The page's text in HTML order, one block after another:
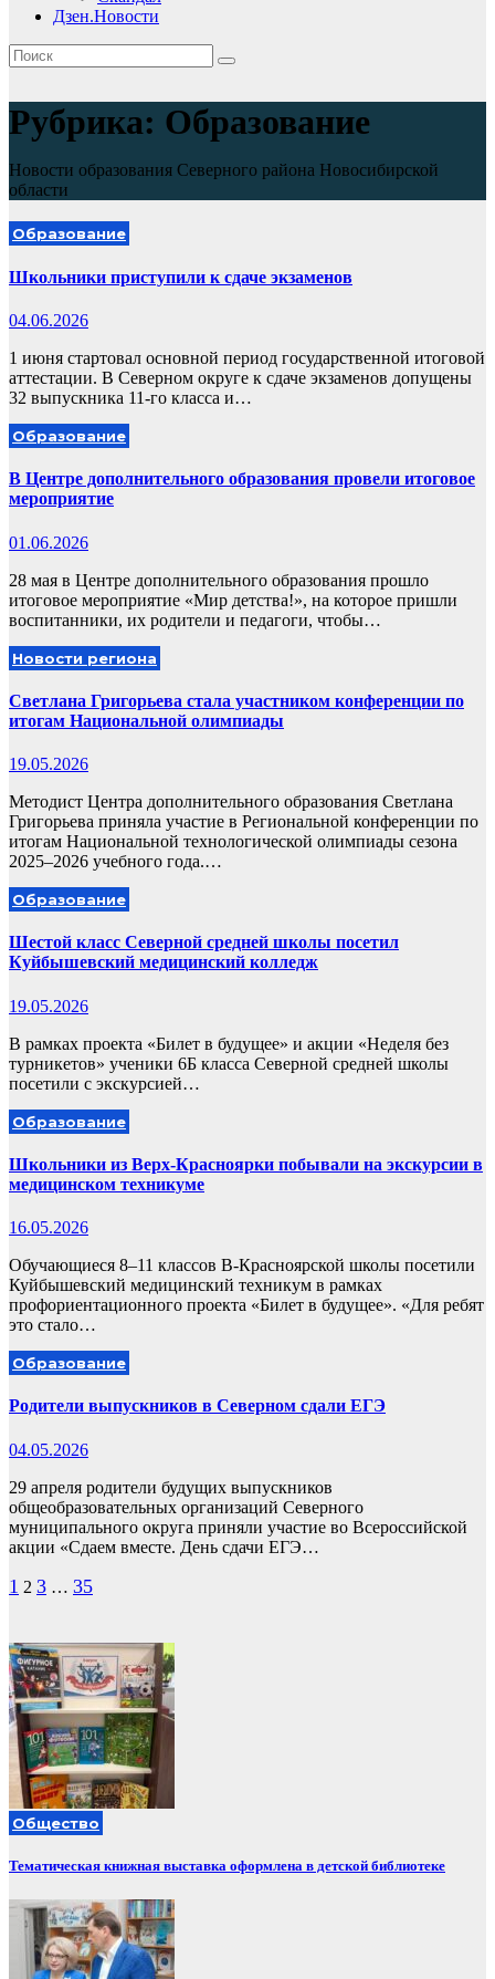
Дзен.Новости
Рубрика: Образование
Новости образования Северного района Новосибирской
области
Образование
Школьники приступили к сдаче экзаменов
04.06.2026
1 июня стартовал основной период государственной итоговой
аттестации. В Северном округе к сдаче экзаменов допущены
32 выпускника 11-го класса и…
Образование
В Центре дополнительного образования провели итоговое
мероприятие
01.06.2026
28 мая в Центре дополнительного образования прошло
итоговое мероприятие «Мир детства!», на которое пришли
воспитанники, их родители и педагоги, чтобы…
Новости региона
Светлана Григорьева стала участником конференции по
итогам Национальной олимпиады
19.05.2026
Методист Центра дополнительного образования Светлана
Григорьева приняла участие в Региональной конференции по
итогам Национальной технологической олимпиады сезона
2025–2026 учебного года.…
Образование
Шестой класс Северной средней школы посетил
Куйбышевский медицинский колледж
19.05.2026
В рамках проекта «Билет в будущее» и акции «Неделя без
турникетов» ученики 6Б класса Северной средней школы
посетили с экскурсией…
Образование
Школьники из Верх-Красноярки побывали на экскурсии в
медицинском техникуме
16.05.2026
Обучающиеся 8–11 классов В-Красноярской школы посетили
Куйбышевский медицинский техникум в рамках
профориентационного проекта «Билет в будущее». «Для ребят
это стало…
Образование
Родители выпускников в Северном сдали ЕГЭ
04.05.2026
29 апреля родители будущих выпускников
общеобразовательных организаций Северного
муниципального округа приняли участие во Всероссийской
акции «Сдаем вместе. День сдачи ЕГЭ…
Пагинация
1 2 3 … 35
Общество
Тематическая книжная выставка оформлена в детской библиотеке